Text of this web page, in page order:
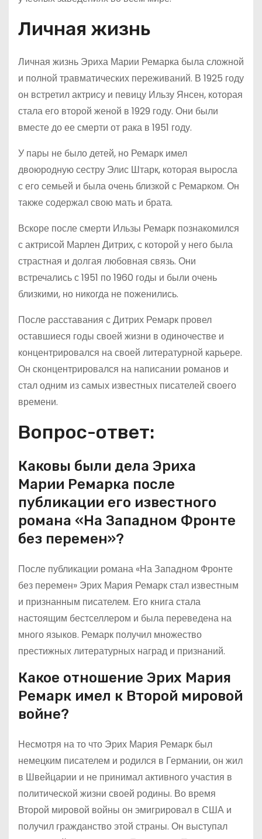
Личная жизнь
Личная жизнь Эриха Марии Ремарка была сложной
и полной травматических переживаний. В 1925 году
он встретил актрису и певицу Ильзу Янсен, которая
стала его второй женой в 1929 году. Они были
вместе до ее смерти от рака в 1951 году.
У пары не было детей, но Ремарк имел
двоюродную сестру Элис Штарк, которая выросла
с его семьей и была очень близкой с Ремарком. Он
также содержал свою мать и брата.
Вскоре после смерти Ильзы Ремарк познакомился
с актрисой Марлен Дитрих, с которой у него была
страстная и долгая любовная связь. Они
встречались с 1951 по 1960 годы и были очень
близкими, но никогда не поженились.
После расставания с Дитрих Ремарк провел
оставшиеся годы своей жизни в одиночестве и
концентрировался на своей литературной карьере.
Он сконцентрировался на написании романов и
стал одним из самых известных писателей своего
времени.
Вопрос-ответ:
Каковы были дела Эриха
Марии Ремарка после
публикации его известного
романа «На Западном Фронте
без перемен»?
После публикации романа «На Западном Фронте
без перемен» Эрих Мария Ремарк стал известным
и признанным писателем. Его книга стала
настоящим бестселлером и была переведена на
много языков. Ремарк получил множество
престижных литературных наград и признаний.
Какое отношение Эрих Мария
Ремарк имел к Второй мировой
войне?
Несмотря на то что Эрих Мария Ремарк был
немецким писателем и родился в Германии, он жил
в Швейцарии и не принимал активного участия в
политической жизни своей родины. Во время
Второй мировой войны он эмигрировал в США и
получил гражданство этой страны. Он выступал